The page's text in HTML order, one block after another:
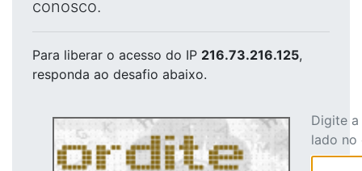
conosco.
Para liberar o acesso do IP 216.73.216.125,
responda ao desafio abaixo.
Digite
lado no